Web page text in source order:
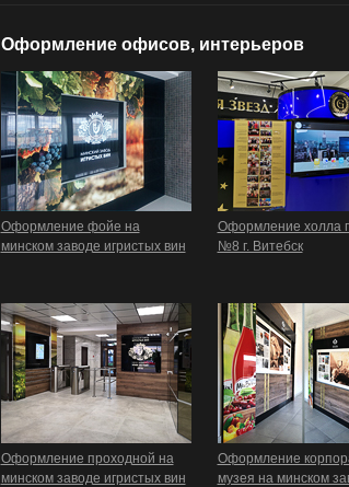
Оформление офисов, интерьеров
Оформление фойе на
минском заводе игристых вин
Оформление холла
№8 г. Витебск
Оформление проходной на
минском заводе игристых вин
Оформление
музея на минском